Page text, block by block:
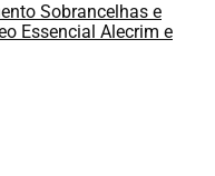
Sobrancelhas e
Essencial Alecrim e